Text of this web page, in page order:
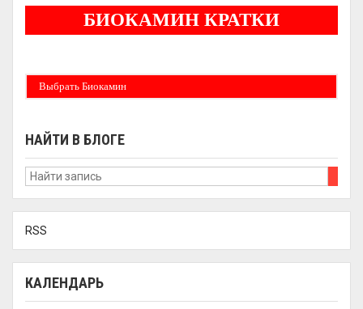
БИОКАМИН КРАТКИ
Выбрать Биокамин
НАЙТИ В БЛОГЕ
RSS
КАЛЕНДАРЬ